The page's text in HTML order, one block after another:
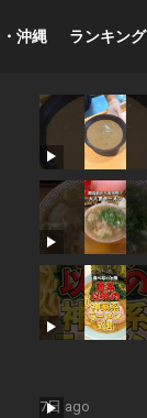
沖縄 ランキング
7日 ago